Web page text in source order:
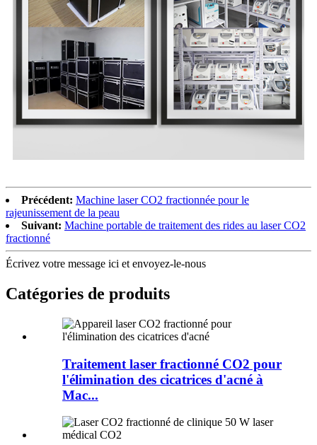
Précédent: Machine laser CO2 fractionnée pour le
rajeunissement de la peau
Suivant: Machine portable de traitement des rides au laser CO2
fractionné
Écrivez votre message ici et envoyez-le-nous
Catégories de produits
Traitement laser fractionné CO2 pour
l'élimination des cicatrices d'acné à
Mac...